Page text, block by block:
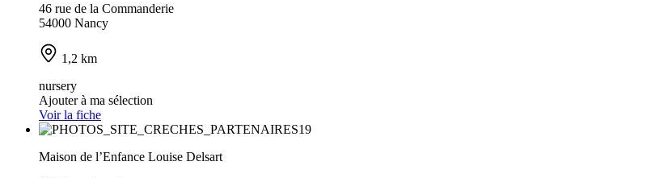
46 rue de la Commanderie
54000 Nancy
1,2 km
nursery
Ajouter à ma sélection
Voir la fiche
Maison de l’Enfance Louise Delsart